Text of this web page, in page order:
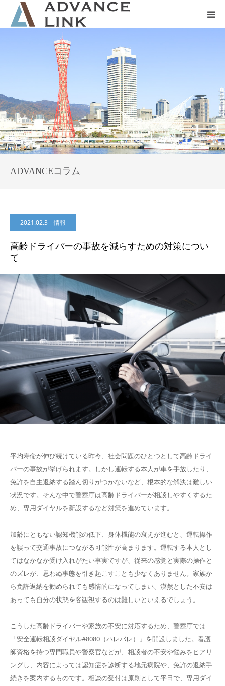
ADVANCEコラム
2021.02.3 情報
高齢ドライバーの事故を減らすための対策につい
て
平均寿命が伸び続けている昨今、社会問題のひとつとして高齢ドライ
バーの事故が挙げられます。しかし運転する本人が車を手放したり、
免許を自主返納する踏ん切りがつかないなど、根本的な解決は難しい
状況です。そんな中で警察庁は高齢ドライバーが相談しやすくするた
め、専用ダイヤルを新設するなど対策を進めています。
加齢にともない認知機能の低下、身体機能の衰えが進むと、運転操作
を誤って交通事故につながる可能性が高まります。運転する本人とし
てはなかなか受け入れがたい事実ですが、従来の感覚と実際の操作と
のズレが、思わぬ事態を引き起こすことも少なくありません。家族か
ら免許返納を勧められても感情的になってしまい、漠然とした不安は
あっても自分の状態を客観視するのは難しいといえるでしょう。
こうした高齢ドライバーや家族の不安に対応するため、警察庁では
「安全運転相談ダイヤル#8080（ハレバレ）」を開設しました。看護
師資格を持つ専門職員や警察官などが、相談者の不安や悩みをヒアリ
ングし、内容によっては認知症を診断する地元病院や、免許の返納手
続きを案内するものです。相談の受付は原則として平日で、専用ダイ
会社概要
ネット保険
事業保険